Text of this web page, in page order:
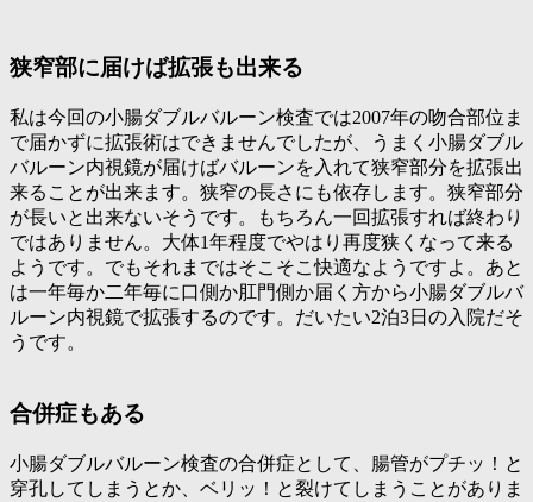
狭窄部に届けば拡張も出来る
私は今回の小腸ダブルバルーン検査では2007年の吻合部位ま
で届かずに拡張術はできませんでしたが、うまく小腸ダブル
バルーン内視鏡が届けばバルーンを入れて狭窄部分を拡張出
来ることが出来ます。狭窄の長さにも依存します。狭窄部分
が長いと出来ないそうです。もちろん一回拡張すれば終わり
ではありません。大体1年程度でやはり再度狭くなって来る
ようです。でもそれまではそこそこ快適なようですよ。あと
は一年毎か二年毎に口側か肛門側か届く方から小腸ダブルバ
ルーン内視鏡で拡張するのです。だいたい2泊3日の入院だそ
うです。
合併症もある
小腸ダブルバルーン検査の合併症として、腸管がプチッ！と
穿孔してしまうとか、ベリッ！と裂けてしまうことがありま